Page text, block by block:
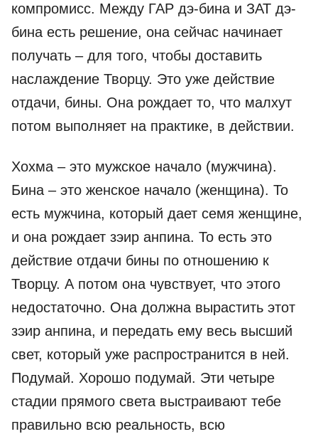
компромисс. Между ГАР дэ-бина и ЗАТ дэ-
бина есть решение, она сейчас начинает
получать – для того, чтобы доставить
наслаждение Творцу. Это уже действие
отдачи, бины. Она рождает то, что малхут
потом выполняет на практике, в действии.
Хохма – это мужское начало (мужчина).
Бина – это женское начало (женщина). То
есть мужчина, который дает семя женщине,
и она рождает зэир анпина. То есть это
действие отдачи бины по отношению к
Творцу. А потом она чувствует, что этого
недостаточно. Она должна вырастить этот
зэир анпина, и передать ему весь высший
свет, который уже распространится в ней.
Подумай. Хорошо подумай. Эти четыре
стадии прямого света выстраивают тебе
правильно всю реальность, всю